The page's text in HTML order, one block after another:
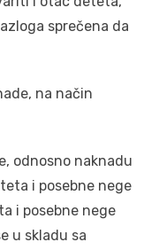
sprečena da
na način
odnosno naknadu
i posebne nege
i posebne nege
u skladu sa